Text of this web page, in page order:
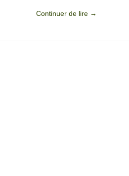
Continuer de lire →